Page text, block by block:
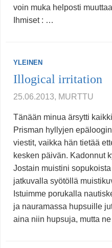
voin muka helposti
Ihmiset : …
YLEINEN
Illogical irritation
25.06.2013, MURTTU
Tänään minua ärsytti
Prisman hyllyjen
viestit, vaikka hän tietää
kesken päivän. Kadonnut
Jostain muistini
jatkuvalla syötöllä
Istuimme porukalla
ja nauramassa hupsuille
aina niin hupsuja, mutta